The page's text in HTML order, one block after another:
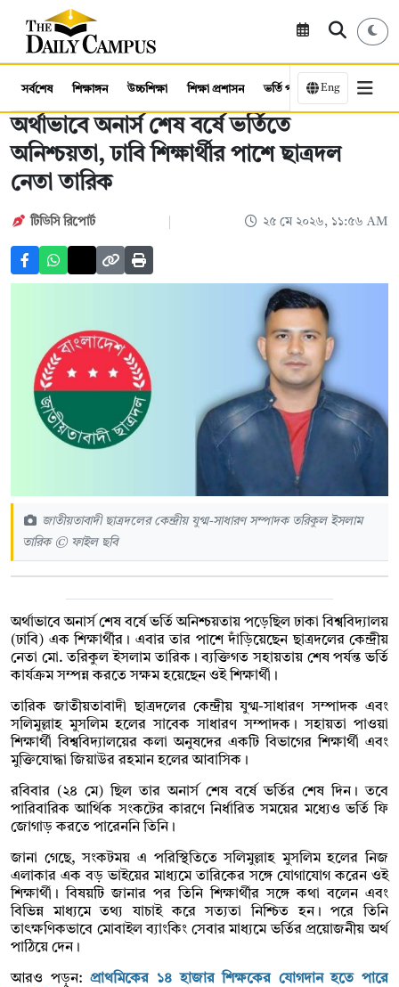
সর্বশেষ শিক্ষাঙ্গন উচ্চশিক্ষা শিক্ষা প্রশাসন ভর্তি পরীক্ষা কর্মসংস্থান
Eng
অর্থাভাবে অনার্স শেষ বর্ষে ভর্তিতে
অনিশ্চয়তা, ঢাবি শিক্ষার্থীর পাশে ছাত্রদল
নেতা তারিক
টিডিসি রিপোর্ট ২৫ মে ২০২৬, ১১:৫৬ AM
জাতীয়তাবাদী ছাত্রদলের কেন্দ্রীয় যুগ্ম-সাধারণ সম্পাদক তরিকুল ইসলাম
তারিক © ফাইল ছবি
অর্থাভাবে অনার্স শেষ বর্ষে ভর্তি অনিশ্চয়তায় পড়েছিল ঢাকা বিশ্ববিদ্যালয়
(ঢাবি) এক শিক্ষার্থীর। এবার তার পাশে দাঁড়িয়েছেন ছাত্রদলের কেন্দ্রীয়
নেতা মো. তরিকুল ইসলাম তারিক। ব্যক্তিগত সহায়তায় শেষ পর্যন্ত ভর্তি
কার্যক্রম সম্পন্ন করতে সক্ষম হয়েছেন ওই শিক্ষার্থী।
তারিক জাতীয়তাবাদী ছাত্রদলের কেন্দ্রীয় যুগ্ম-সাধারণ সম্পাদক এবং
সলিমুল্লাহ মুসলিম হলের সাবেক সাধারণ সম্পাদক। সহায়তা পাওয়া
শিক্ষার্থী বিশ্ববিদ্যালয়ের কলা অনুষদের একটি বিভাগের শিক্ষার্থী এবং
মুক্তিযোদ্ধা জিয়াউর রহমান হলের আবাসিক।
রবিবার (২৪ মে) ছিল তার অনার্স শেষ বর্ষে ভর্তির শেষ দিন। তবে
পারিবারিক আর্থিক সংকটের কারণে নির্ধারিত সময়ের মধ্যেও ভর্তি ফি
জোগাড় করতে পারেননি তিনি।
জানা গেছে, সংকটময় এ পরিস্থিতিতে সলিমুল্লাহ মুসলিম হলের নিজ
এলাকার এক বড় ভাইয়ের মাধ্যমে তারিকের সঙ্গে যোগাযোগ করেন ওই
শিক্ষার্থী। বিষয়টি জানার পর তিনি শিক্ষার্থীর সঙ্গে কথা বলেন এবং
বিভিন্ন মাধ্যমে তথ্য যাচাই করে সত্যতা নিশ্চিত হন। পরে তিনি
তাৎক্ষণিকভাবে মোবাইল ব্যাংকিং সেবার মাধ্যমে ভর্তির প্রয়োজনীয় অর্থ
পাঠিয়ে দেন।
আরও পড়ুন:প্রাথমিকের ১৪ হাজার শিক্ষকের যোগদান হতে পারে